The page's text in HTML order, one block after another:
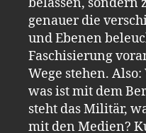
belassen, sondern
genauer die
und Ebenen
Faschisierung
Wege stehen.
was ist mit dem
steht das Militär,
mit den Medien?